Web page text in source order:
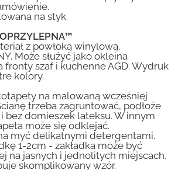
na styk.
z powłoką winylową.
Może służyć jako okleina
fronty szaf i kuchenne AGD. Wydruk
kolory.
na malowaną wcześniej
trzeba zagruntować, podłoże
bez domieszek lateksu. W innym
może się odklejać.
myć delikatnymi detergentami.
1-2cm - zakładka może być
na jasnych i jednolitych miejscach,
skomplikowany wzór.